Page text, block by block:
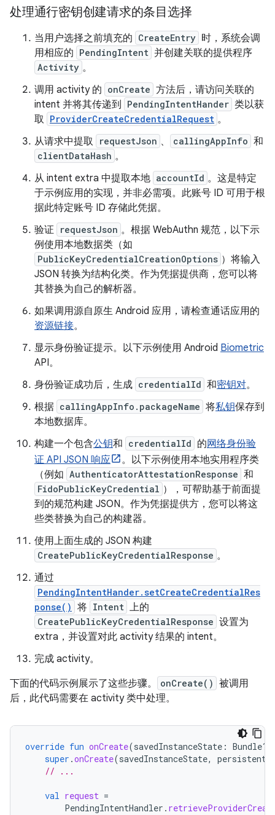
处理通行密钥创建请求的条目选择
当用户选择之前填充的 CreateEntry 时，系统会调
用相应的 PendingIntent 并创建关联的提供程序
Activity 。
调用 activity 的 onCreate 方法后，请访问关联的
intent 并将其传递到
PendingIntentHander 类以获
取 ProviderCreateCredentialRequest 。
从请求中提取
requestJson 、 callingAppInfo 和
clientDataHash 。
从 intent extra 中提取本地 accountId 。这是特定
于示例应用的实现，并非必需项。此账号 ID 可用于根
据此特定账号 ID 存储此凭据。
验证 requestJson 。根据 WebAuthn 规范，以下示
例使用本地数据类（如
PublicKeyCredentialCreationOptions ）将输入
JSON 转换为结构化类。作为凭据提供商，您可以将
其替换为自己的解析器。
如果调用源自原生 Android 应用，请检查通话应用的
资源链接。
显示身份验证提示。以下示例使用 Android Biometric
API。
身份验证成功后，生成 credentialId 和密钥对。
根据 callingAppInfo.packageName 将私钥保存到
本地数据库。
构建一个包含公钥和 credentialId 的网络身份验
证 API JSON 响应
。以下示例使用本地实用程序类
（例如 AuthenticatorAttestationResponse 和
FidoPublicKeyCredential ），可帮助基于前面提
到的规范构建 JSON。作为凭据提供方，您可以将这
些类替换为自己的构建器。
使用上面生成的 JSON 构建
CreatePublicKeyCredentialResponse 。
通过
PendingIntentHander.setCreateCredentialRes
ponse() 将 Intent 上的
CreatePublicKeyCredentialResponse 设置为
extra，并设置对此 activity 结果的 intent。
完成 activity。
下面的代码示例展示了这些步骤。
onCreate() 被调用
后，此代码需要在 activity 类中处理。
override fun onCreate(savedInstanceState : Bundle?,
super .onCreate(savedInstanceState,
// ...
val request =
PendingIntentHandler .